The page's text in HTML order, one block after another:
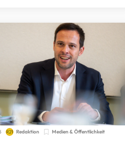
Redaktion Medien & Öffentlichkeit